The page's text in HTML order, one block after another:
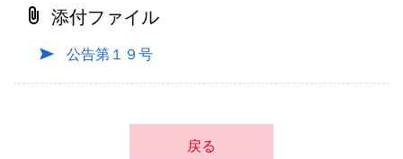
添付ファイル
公告第１９号
戻る